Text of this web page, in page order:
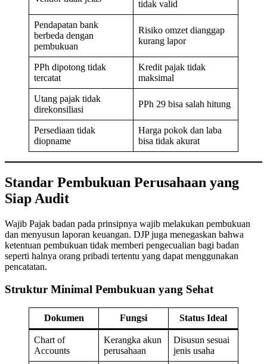
tidak valid
Pendapatan bank
berbeda dengan
pembukuan
Risiko omzet dianggap
kurang lapor
PPh dipotong tidak
tercatat
Kredit pajak tidak
maksimal
Utang pajak tidak
direkonsiliasi
PPh 29 bisa salah hitung
Persediaan tidak
diopname
Harga pokok dan laba
bisa tidak akurat
Standar Pembukuan Perusahaan yang
Siap Audit
Wajib Pajak badan pada prinsipnya wajib melakukan pembukuan
dan menyusun laporan keuangan. DJP juga menegaskan bahwa
ketentuan pembukuan tidak memberi pengecualian bagi badan
seperti halnya orang pribadi tertentu yang dapat menggunakan
pencatatan.
Struktur Minimal Pembukuan yang Sehat
Dokumen Fungsi Status Ideal
Chart of
Accounts
Kerangka akun
perusahaan
Disusun sesuai
jenis usaha